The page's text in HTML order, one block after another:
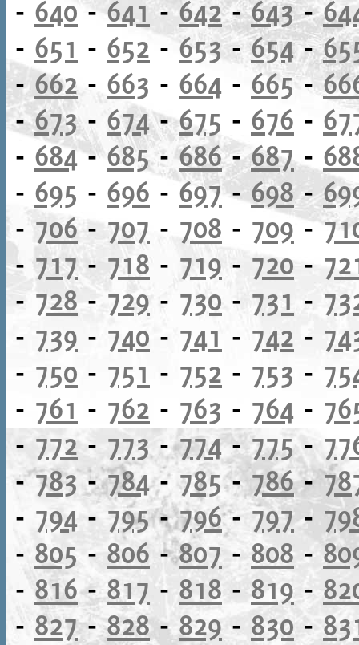
- 640 -641 -642-643-
- 651 - 652 -653-654-
- 662 - 663 - 664 - 665-
-673- 674-675 - 676 -
- 684-685-686-687-
- 695 - 696 -697- 698-
- 706-707 - 708 - 709-
-717- 718 - 719 - 720 -
- 728- 729 - 730 - 731 -
- 739 - 740 - 741 - 742 -
- 750 - 751 - 752 - 753 -
- 761 - 762 - 763 - 764 -
- 772 - 773 -774-775-
-783-784- 785-786-
- 794 - 795-796- 797-
- 805- 806 -807-808 -
-816-817 - 818- 819 -
- 827-828- 829- 830 -